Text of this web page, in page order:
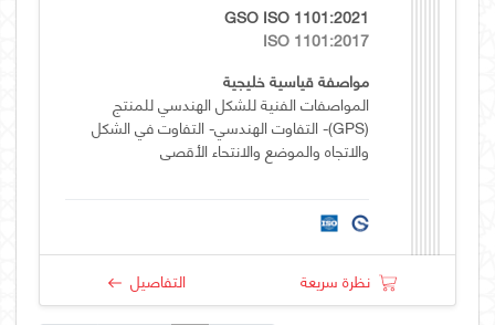
GSO ISO 1101:2021
ISO 1101:2017
مواصفة قياسية خليجية
المواصفات الفنية للشكل الهندسي للمنتج
(GPS)- التفاوت الهندسي- التفاوت في الشكل
والاتجاه والموضع والانتحاء الأقصى
نظرة سريعة التفاصيل